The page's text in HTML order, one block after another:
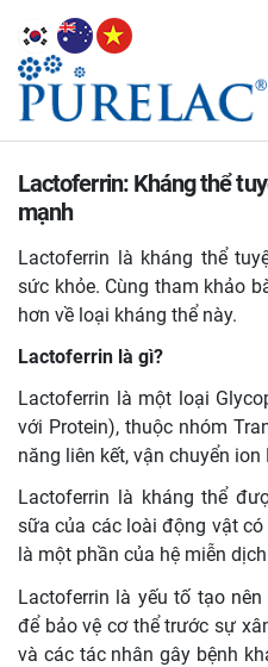
Lactoferrin: Kháng thể
mạnh
Lactoferrin là kháng thể
sức khỏe. Cùng tham khảo
hơn về loại kháng thể này.
Lactoferrin là gì?
Lactoferrin là một loại
với Protein), thuộc nhóm
năng liên kết, vận chuyển ion
Lactoferrin là kháng thể
sữa của các loài động vật
là một phần của hệ miễn
Lactoferrin là yếu tố tạo
để bảo vệ cơ thể trước sự
và các tác nhân gây bệnh